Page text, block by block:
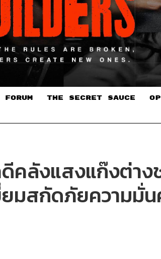
FORUM THE SECRET SAUCE​
คลังแสงแก๊งต่า
ยี่ยมสกัดภัยความมั่